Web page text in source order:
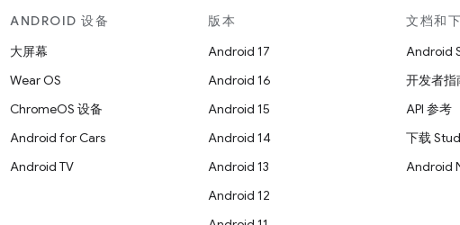
ANDROID 设备
大屏幕
Wear OS
ChromeOS 设备
Android for Cars
Android TV
版本
Android 17
Android 16
Android 15
Android 14
Android 13
Android 12
文档和
Android
开发者指
API 参考
下载
Android